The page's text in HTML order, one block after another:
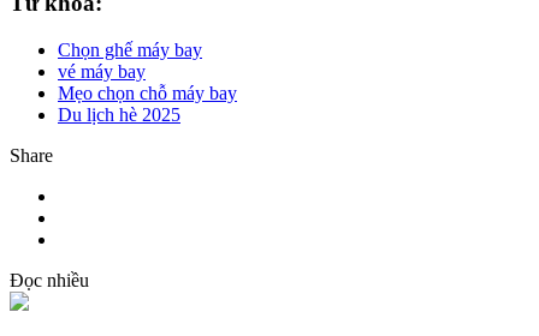
Chọn ghế máy bay
vé máy bay
Mẹo chọn chỗ máy bay
Du lịch hè 2025
Share
Đọc nhiều